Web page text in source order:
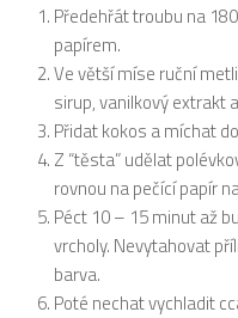
Předehřát troubu na
papírem.
Ve větší míse ruční
sirup, vanilkový extrakt
Přidat kokos a míchat
Z “těsta” udělat
rovnou na pečící papír
Péct 10 – 15 minut až
vrcholy. Nevytahovat
barva.
Poté nechat vychladit